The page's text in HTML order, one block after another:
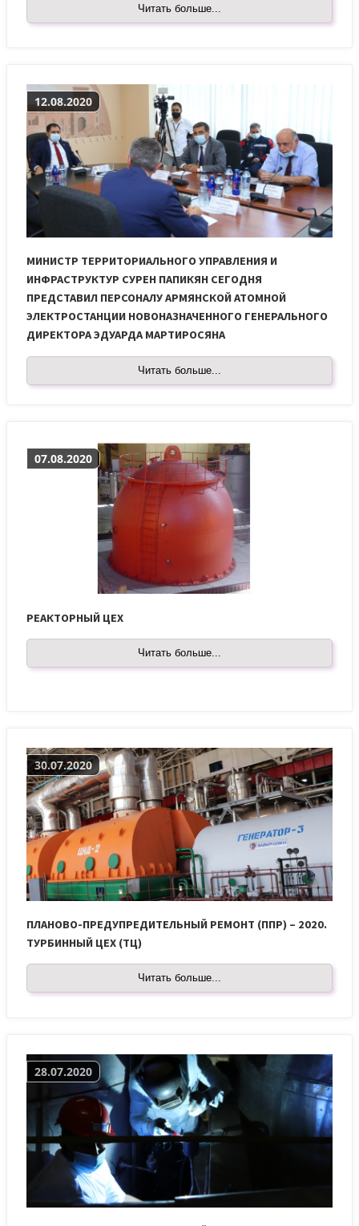
Читать больше...
12.08.2020
МИНИСТР ТЕРРИТОРИАЛЬНОГО УПРАВЛЕНИЯ И
ИНФРАСТРУКТУР СУРЕН ПАПИКЯН СЕГОДНЯ
ПРЕДСТАВИЛ ПЕРСОНАЛУ АРМЯНСКОЙ АТОМНОЙ
ЭЛЕКТРОСТАНЦИИ НОВОНАЗНАЧЕННОГО ГЕНЕРАЛЬНОГО
ДИРЕКТОРА ЭДУАРДА МАРТИРОСЯНА
Читать больше...
07.08.2020
РЕАКТОРНЫЙ ЦЕХ
Читать больше...
30.07.2020
ПЛАНОВО-ПРЕДУПРЕДИТЕЛЬНЫЙ РЕМОНТ (ППР) – 2020.
ТУРБИННЫЙ ЦЕХ (ТЦ)
Читать больше...
28.07.2020